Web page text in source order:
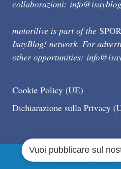
collaborazioni:
motorilive is part of the
IsayBlog! network. For
other opportunities:
Cookie Policy (UE)
Dichiarazione sulla Privacy
Motorilive.com © 2026
Vuoi pubblicare sul